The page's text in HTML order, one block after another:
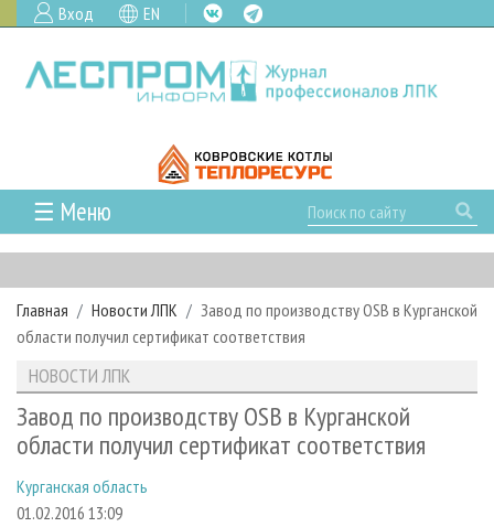
Вход EN
☰ Меню
ГЛАВНАЯ
РУБРИКИ И ТЕМЫ
РУБРИКИ ЖУРНАЛА
ЛЕСОЗАГОТОВКА
ЛЕСОПИЛЕНИЕ
СУШКА ДРЕВЕСИНЫ
НОВОСТИ
НОВОСТИ ЛПК
НОВОСТИ ЖУРНАЛА
ПРОЕКТЫ ЛПИ
АНАЛИТИКА
ПРЕДПРИЯТИЯ ЛПК
ПЕРСОНЫ
АРХИВ ЖУРНАЛОВ
О ЖУРНАЛЕ
ПОДПИСКА
КОНТАКТЫ
РЕКЛАМОДАТЕЛЯМ
РЕКЛАМА
Главная Новости ЛПК
Завод по производству OSB в Курганской
области получил сертификат соответствия
НОВОСТИ ЛПК
Завод по производству OSB в Курганской
области получил сертификат соответствия
Курганская область
01.02.2016 13:09